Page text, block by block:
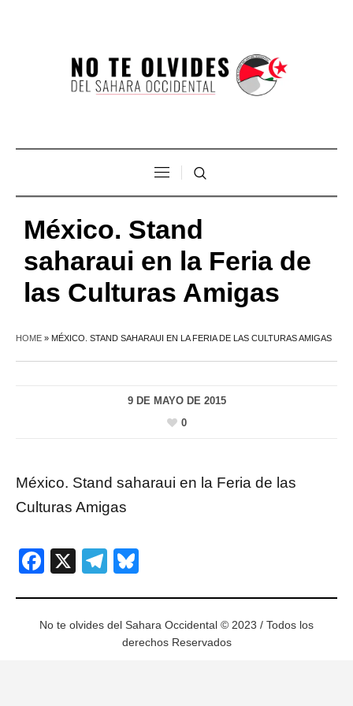
México. Stand
saharaui en la Feria de
las Culturas Amigas
HOME » MÉXICO. STAND SAHARAUI EN LA FERIA DE LAS CULTURAS AMIGAS
9 DE MAYO DE 2015
0
México. Stand saharaui en la Feria de las
Culturas Amigas
Facebook
X Telegram
No te olvides del Sahara Occidental © 2023 / Todos los
derechos Reservados